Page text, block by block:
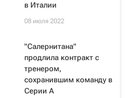
в Италии
08 июля 2022
"Салернитана"
продлила контракт с
тренером,
сохранившим команду в
Серии A